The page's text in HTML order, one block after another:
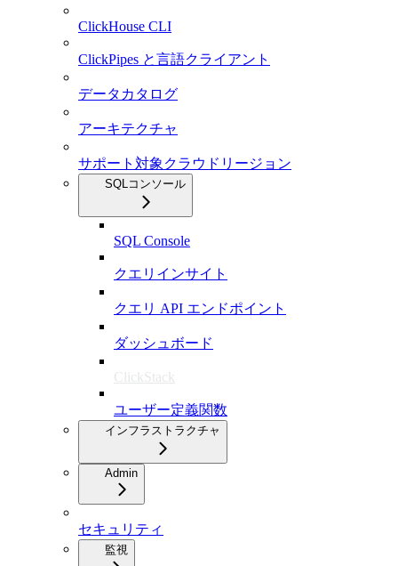
ClickHouse CLI
ClickPipes と言語クライアント
データカタログ
アーキテクチャ
サポート対象クラウドリージョン
SQLコンソール
SQL Console
クエリインサイト
クエリ API エンドポイント
ダッシュボード
ClickStack
ユーザー定義関数
インフラストラクチャ
Admin
セキュリティ
監視